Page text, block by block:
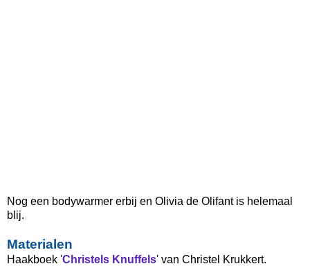
Nog een bodywarmer erbij en Olivia de Olifant is helemaal
blij.
Materialen
Haakboek 'Christels Knuffels' van Christel Krukkert.